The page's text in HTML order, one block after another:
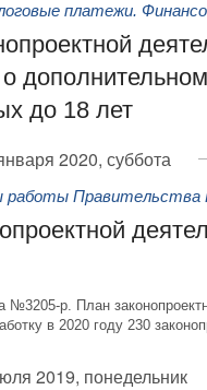
платежи.
до 18 лет
2020, суббота
работы Правительства
№3205-р. План
в 2020 году 230
2019, понедельник